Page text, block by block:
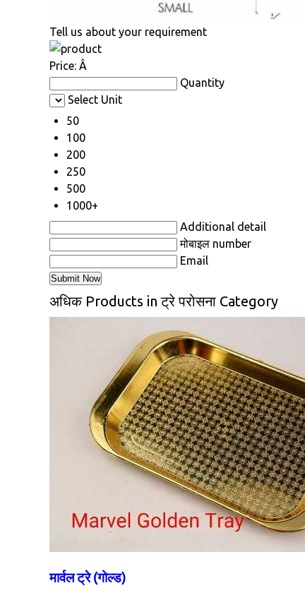
Tell us about your requirement
Price: Â
Quantity
Select Unit
50
100
200
250
500
1000+
Additional detail
मोबाइल number
Email
अधिक Products in ट्रे परोसना Category
मार्वल ट्रे (गोल्ड)